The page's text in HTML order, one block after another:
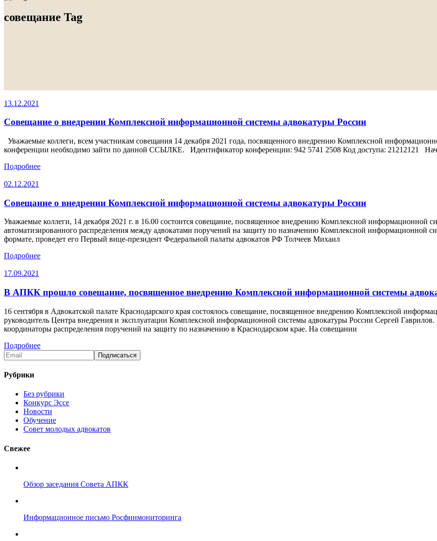
совещание Tag
13.12.2021
Совещание о внедрении Комплексной информационной системы адвокатуры России
Уважаемые коллеги, всем участникам совещания 14 декабря 2021 года, посвященного внедрению Комплексной
конференции необходимо зайти по данной ССЫЛКЕ. Идентификатор конференции: 942 5741 2508 Код доступа: 21212121
Подробнее
02.12.2021
Совещание о внедрении Комплексной информационной системы адвокатуры России
Уважаемые коллеги, 14 декабря 2021 г. в 16.00 состоится совещание, посвященное внедрению Комплексной информационной
автоматизированного распределения между адвокатами поручений на защиту по назначению Комплексной информационной
формате, проведет его Первый вице-президент Федеральной палаты адвокатов РФ Толчеев Михаил
Подробнее
17.09.2021
В АПКК прошло совещание, посвященное внедрению Комплексной информационной системы
16 сентября в Адвокатской палате Краснодарского края состоялось совещание, посвященное внедрению Комплексной
руководитель Центра внедрения и эксплуатации Комплексной информационной системы адвокатуры России Сергей
координаторы распределения поручений на защиту по назначению в Краснодарском крае. На совещании
Подробнее
Рубрики
Без рубрики
Конкурс Эссе
Новости
Обучение
Совет молодых адвокатов
Свежее
Обзор заседания Совета АПКК
Информационное письмо Росфинмониторинга